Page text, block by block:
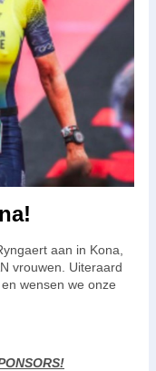
aan in Kona,
vrouwen. Uiteraard
wensen we onze